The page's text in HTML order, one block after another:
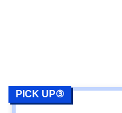
PICK UP③